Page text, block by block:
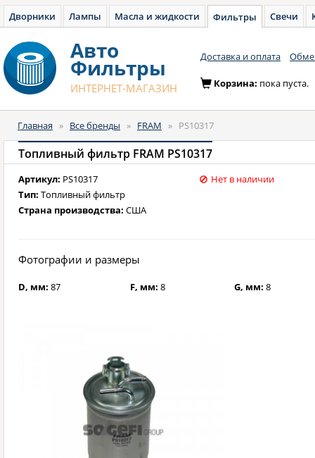
Дворники Лампы Масла и жидкости Фильтры Свечи
Авто
Фильтры
ИНТЕРНЕТ-МАГАЗИН
Доставка и оплата
Корзина: пока пуста.
Главная » Все бренды » FRAM » PS10317
Топливный фильтр FRAM PS10317
Артикул: PS10317
Тип: Топливный фильтр
Страна производства: США
Нет в наличии
Фотографии и размеры
D, мм: 87 F, мм: 8 G, мм:8